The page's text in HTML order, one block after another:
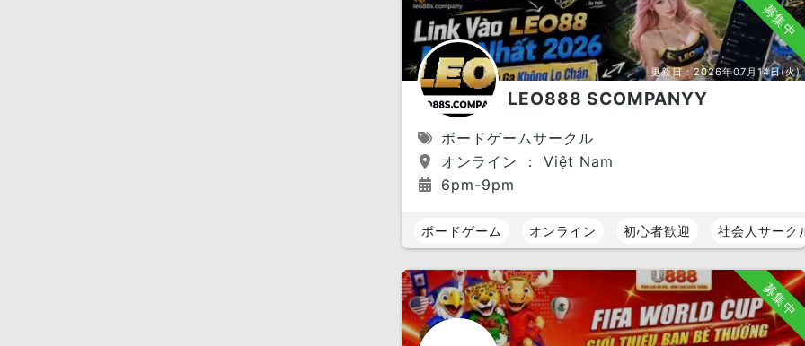
募集中
更新日：2026年07月14日(火)
LEO888 SCOMPANYY
ボードゲームサークル
オンライン ： Việt Nam
6pm-9pm
ボードゲーム オンライン 初心者歓迎 社会人サークル
募集中